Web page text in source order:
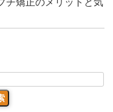
チ矯正のメリットと気